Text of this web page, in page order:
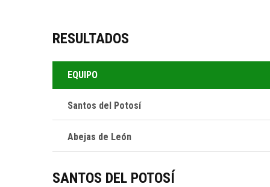
RESULTADOS
EQUIPO
Santos del Potosí
Abejas de León
SANTOS DEL POTOSÍ